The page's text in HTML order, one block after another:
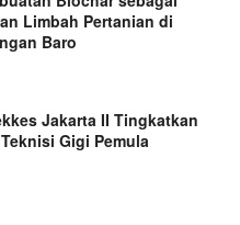
Limbah Pertanian di
Baro
Jakarta II Tingkatkan
Gigi Pemula